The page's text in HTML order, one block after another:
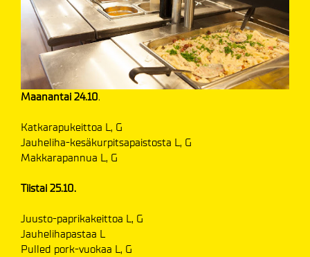
Maanantai 24.10.
Katkarapukeittoa L, G
Jauheliha-kesäkurpitsapaistosta L, G
Makkarapannua L, G
Tiistai 25.10.
Juusto-paprikakeittoa L, G
Jauhelihapastaa L
Pulled pork-vuokaa L, G